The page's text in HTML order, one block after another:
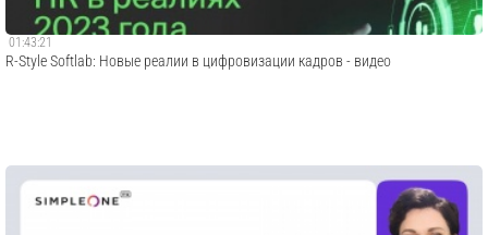
01:43:21
R-Style Softlab: Новые реалии в цифровизации кадров - видео